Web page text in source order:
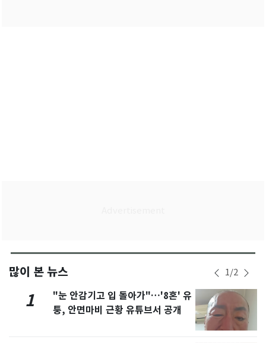
많이 본 뉴스 1/2
1
"눈 안감기고 입 돌아가"…'8혼' 유
퉁, 안면마비 근황 유튜브서 공개